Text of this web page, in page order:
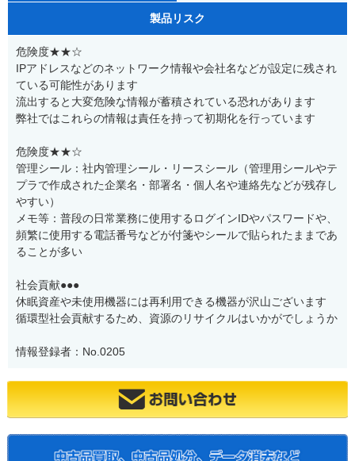
製品リスク
危険度★★☆
IPアドレスなどのネットワーク情報や会社名などが設定に残され
ている可能性があります
流出すると大変危険な情報が蓄積されている恐れがあります
弊社ではこれらの情報は責任を持って初期化を行っています
危険度★★☆
管理シール：社内管理シール・リースシール（管理用シールやテ
プラで作成された企業名・部署名・個人名や連絡先などが残存し
やすい）
メモ等：普段の日常業務に使用するログインIDやパスワードや、
頻繁に使用する電話番号などが付箋やシールで貼られたままであ
ることが多い
社会貢献●●●
休眠資産や未使用機器には再利用できる機器が沢山ございます
循環型社会貢献するため、資源のリサイクルはいかがでしょうか
情報登録者：No.0205